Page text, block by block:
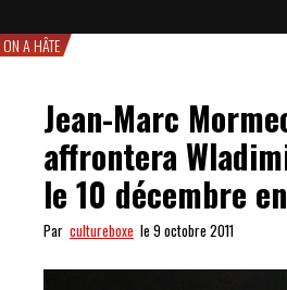
ON A HÂTE
Jean-Marc
affrontera
le 10 décembre
Par cultureboxe le 9 octobre 2011